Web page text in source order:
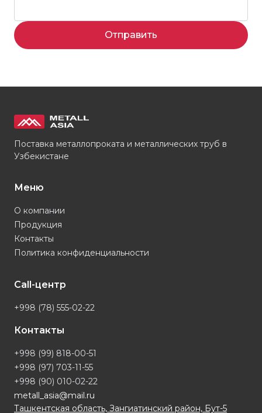
Отправить
Поставка металлопроката и металлических труб в
Узбекистане
Меню
О компании
Продукция
Контакты
Политика конфиденциальности
Call-центр
+998 (78) 555-02-22
Контакты
+998 (99) 818-00-51
+998 (97) 703-11-55
+998 (90) 010-02-22
metall_asia@mail.ru
Ташкентская область, Зангиатинский район, Бут-5